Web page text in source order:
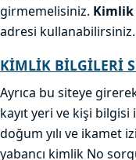
girmemelisiniz.
adresi kullanabilirsiniz.
KİMLİK BİLGİLERİ
Ayrıca bu siteye
kayıt yeri ve kişi bilgisi
doğum yılı ve ikamet
yabancı kimlik No